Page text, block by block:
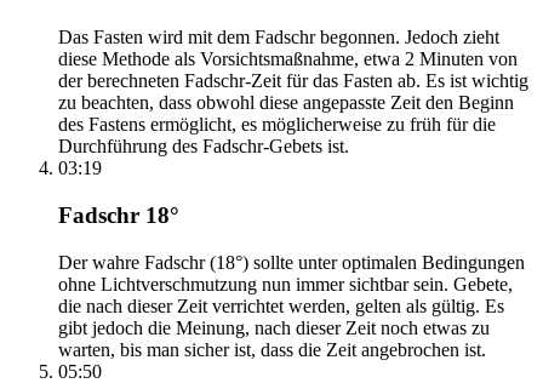
Das Fasten wird mit dem Fadschr begonnen. Jedoch zieht
diese Methode als Vorsichtsmaßnahme, etwa 2 Minuten von
der berechneten Fadschr-Zeit für das Fasten ab. Es ist wichtig
zu beachten, dass obwohl diese angepasste Zeit den Beginn
des Fastens ermöglicht, es möglicherweise zu früh für die
Durchführung des Fadschr-Gebets ist.
03:19
Fadschr 18°
Der wahre Fadschr (18°) sollte unter optimalen Bedingungen
ohne Lichtverschmutzung nun immer sichtbar sein. Gebete,
die nach dieser Zeit verrichtet werden, gelten als gültig. Es
gibt jedoch die Meinung, nach dieser Zeit noch etwas zu
warten, bis man sicher ist, dass die Zeit angebrochen ist.
05:50